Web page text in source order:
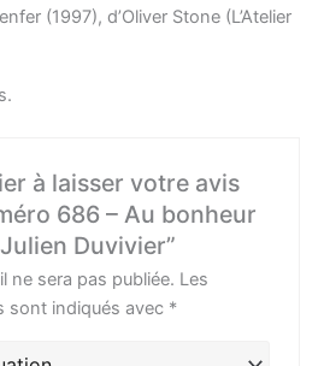
(1997), d’Oliver Stone (L’Atelier
à laisser votre avis
686 – Au bonheur
Duvivier”
ne sera pas publiée. Les
sont indiqués avec *